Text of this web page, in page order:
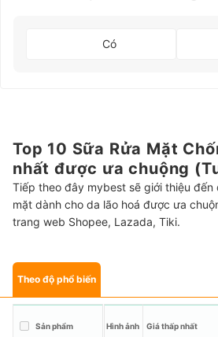
Có
Top 10 Sữa Rửa Mặt
nhất được ưa chuộng
Tiếp theo đây mybest sẽ giới thiệu
mặt dành cho da lão hoá được ưa
trang web Shopee, Lazada, Tiki.
Theo độ phổ biến
Sản phẩm Hình ảnh Giá thấp nhất